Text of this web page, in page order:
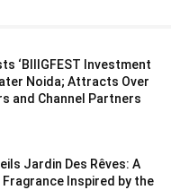
‘BIIIGFEST Investment
Noida; Attracts Over
and Channel Partners
Jardin Des Rêves: A
Inspired by the